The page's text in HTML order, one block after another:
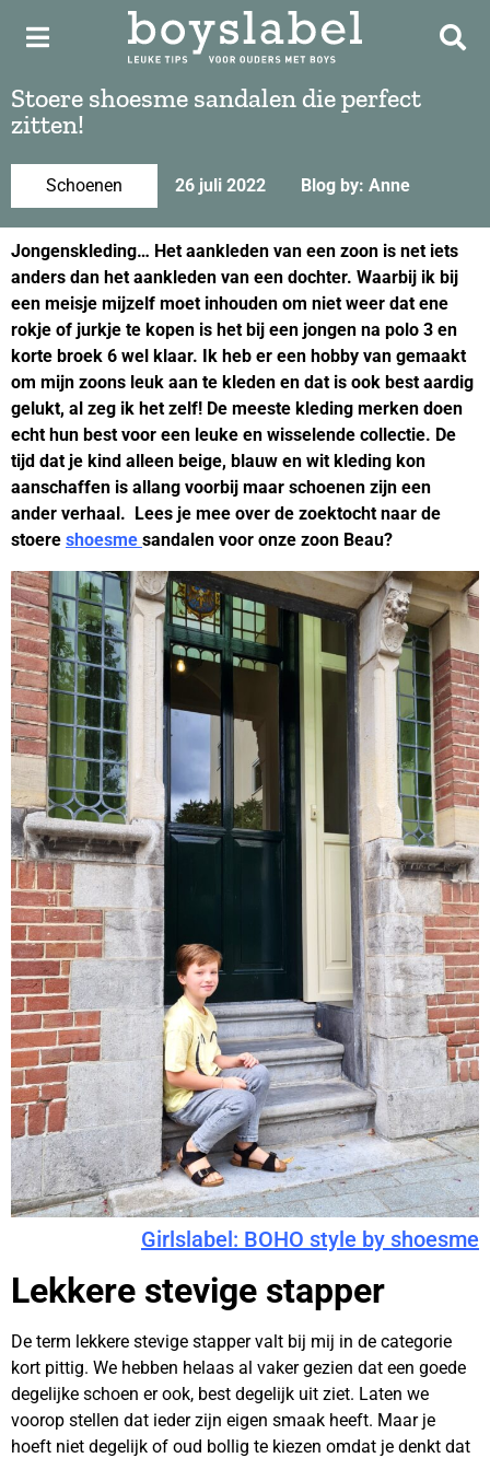
Stoere shoesme sandalen die perfect
zitten!
Schoenen 26 juli 2022 Blog by: Anne
Jongenskleding… Het aankleden van een zoon is net iets
anders dan het aankleden van een dochter. Waarbij ik bij
een meisje mijzelf moet inhouden om niet weer dat ene
rokje of jurkje te kopen is het bij een jongen na polo 3 en
korte broek 6 wel klaar. Ik heb er een hobby van gemaakt
om mijn zoons leuk aan te kleden en dat is ook best aardig
gelukt, al zeg ik het zelf! De meeste kleding merken doen
echt hun best voor een leuke en wisselende collectie. De
tijd dat je kind alleen beige, blauw en wit kleding kon
aanschaffen is allang voorbij maar schoenen zijn een
ander verhaal. Lees je mee over de zoektocht naar de
stoere shoesme sandalen voor onze zoon Beau?
Girlslabel: BOHO style by shoesme
Lekkere stevige stapper
De term lekkere stevige stapper valt bij mij in de categorie
kort pittig. We hebben helaas al vaker gezien dat een goede
degelijke schoen er ook, best degelijk uit ziet. Laten we
voorop stellen dat ieder zijn eigen smaak heeft. Maar je
hoeft niet degelijk of oud bollig te kiezen omdat je denkt dat